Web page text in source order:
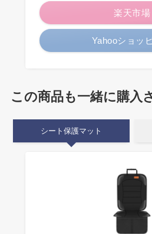
楽天市場
Yahooショッ
この商品も一緒に購入
シート保護マット